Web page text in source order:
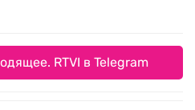
RTVI в Telegram